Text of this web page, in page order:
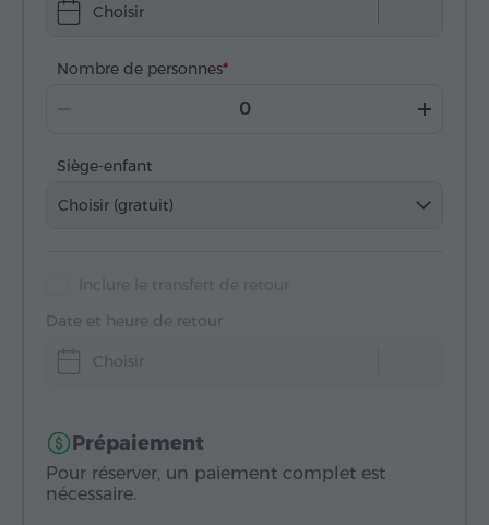
Choisir
Nombre de personnes
Siège-enfant
Choisir (gratuit)
Date et heure de retour
Choisir
Prépaiement
Pour réserver, un paiement complet est
nécessaire.